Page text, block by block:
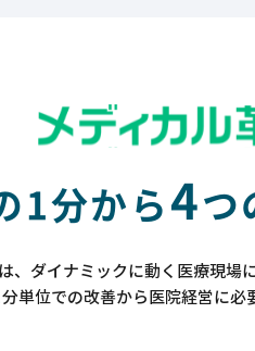
1分から 4つ
、ダイナミックに動く医療現場
単位での改善から医院経営に必